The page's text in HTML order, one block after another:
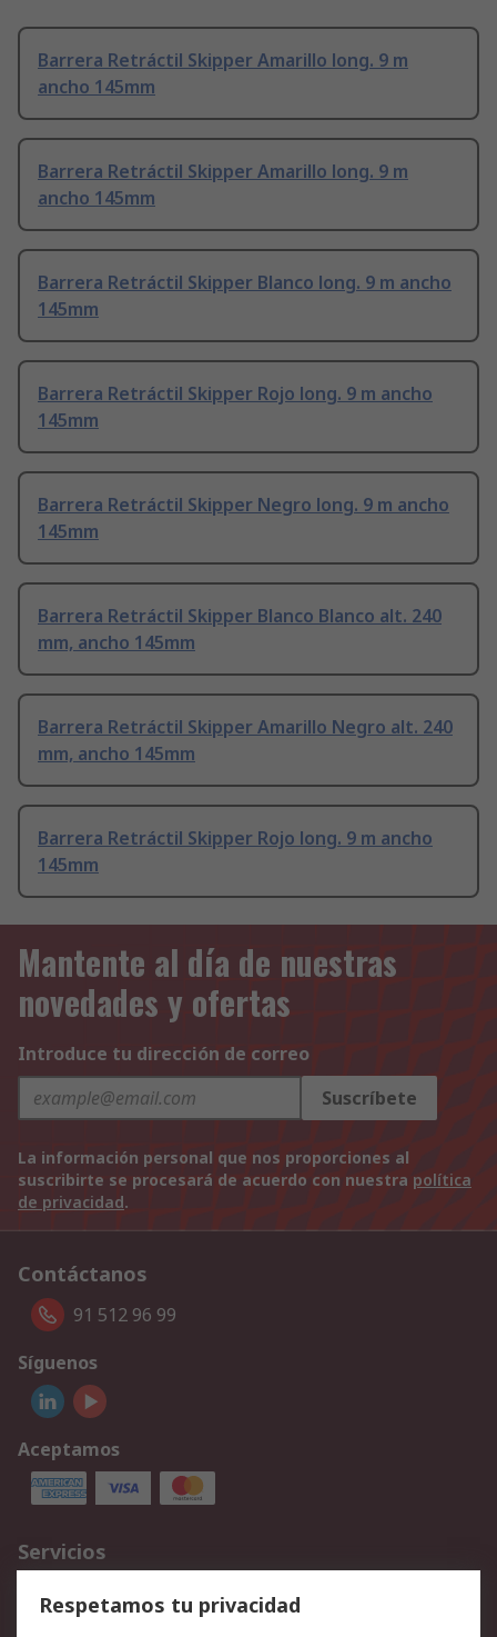
Barrera Retráctil Skipper Amarillo long. 9 m
ancho 145mm
Barrera Retráctil Skipper Amarillo long. 9 m
ancho 145mm
Barrera Retráctil Skipper Blanco long. 9 m ancho
145mm
Barrera Retráctil Skipper Rojo long. 9 m ancho
145mm
Barrera Retráctil Skipper Negro long. 9 m ancho
145mm
Barrera Retráctil Skipper Blanco Blanco alt. 240
mm, ancho 145mm
Barrera Retráctil Skipper Amarillo Negro alt. 240
mm, ancho 145mm
Barrera Retráctil Skipper Rojo long. 9 m ancho
145mm
Mantente al día de nuestras
novedades y ofertas
Introduce tu dirección de correo
Suscríbete
La información personal que nos proporciones al
suscribirte se procesará de acuerdo con nuestra política
de privacidad.
Contáctanos
91 512 96 99
Síguenos
Aceptamos
Servicios
Cómo realizar pedidos
Devoluciones
Facturación y pago
Respetamos tu privacidad